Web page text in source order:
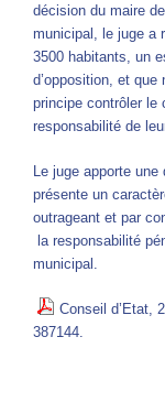
décision du maire
municipal, le juge a
3500 habitants, un
d’opposition, et
principe contrôler le
responsabilité de
Le juge apporte
présente un
outrageant et par
la responsabilité
municipal.
Conseil d’Etat,
387144.